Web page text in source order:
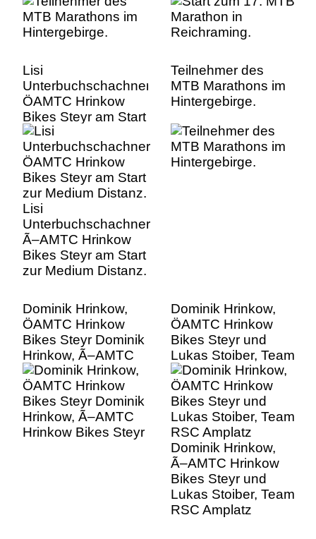
Lisi
Unterbuchschachner
ÖAMTC Hrinkow
Bikes Steyr am Start
zur Medium Distanz.
Lisi
Unterbuchschachner
Ã–AMTC Hrinkow
Bikes Steyr am Start
zur Medium Distanz.
Teilnehmer des
MTB Marathons im
Hintergebirge.
Dominik Hrinkow,
ÖAMTC Hrinkow
Bikes Steyr Dominik
Hrinkow, Ã–AMTC
Hrinkow Bikes Steyr
Dominik Hrinkow,
ÖAMTC Hrinkow
Bikes Steyr und
Lukas Stoiber, Team
RSC Amplatz
Dominik Hrinkow,
Ã–AMTC Hrinkow
Bikes Steyr und
Lukas Stoiber, Team
RSC Amplatz